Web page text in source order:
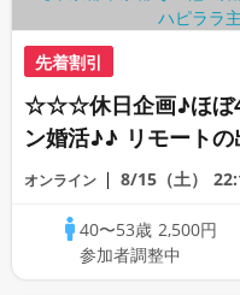
先着割引
☆☆☆休日企画♪ほぼ
ン婚活♪♪ リモート
ちで乾杯しませんか
PARTY!!
オンライン 8/15（土）
40〜53歳 2,500円
参加者調整中